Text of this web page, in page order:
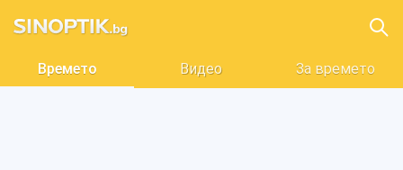
Времето Видео За времето